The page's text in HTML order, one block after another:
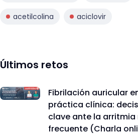
acetilcolina aciclovir
Últimos retos
Fibrilación auricular
práctica clínica:
clave ante la arritmia
frecuente (Charla